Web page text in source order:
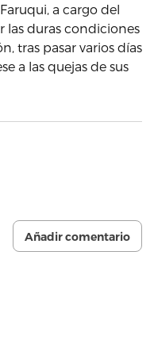
a cargo del
las duras condiciones
tras pasar varios días
a las quejas de sus
Añadir comentario